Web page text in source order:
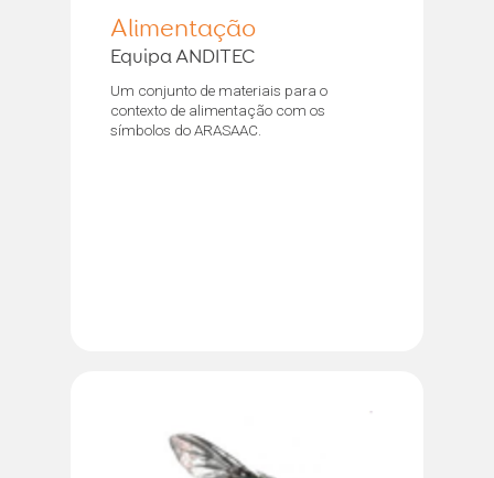
Alimentação
Equipa ANDITEC
Um conjunto de materiais para o
contexto de alimentação com os
símbolos do ARASAAC.